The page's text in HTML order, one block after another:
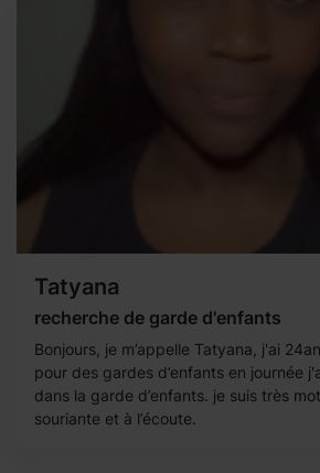
Tatyana
recherche de garde d'enfants
Bonjours, je m’appelle Tatyana, j'ai
pour des gardes d’enfants en journée
dans la garde d’enfants. je suis très
souriante et à l’écoute.